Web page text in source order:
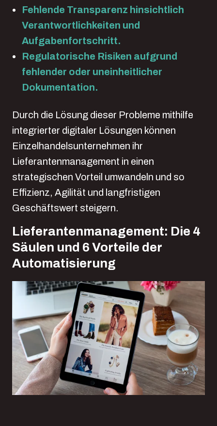
Fehlende Transparenz hinsichtlich
Verantwortlichkeiten und
Aufgabenfortschritt.
Regulatorische Risiken aufgrund
fehlender oder uneinheitlicher
Dokumentation.
Durch die Lösung dieser Probleme mithilfe
integrierter digitaler Lösungen können
Einzelhandelsunternehmen ihr
Lieferantenmanagement in einen
strategischen Vorteil umwandeln und so
Effizienz, Agilität und langfristigen
Geschäftswert steigern.
Lieferantenmanagement: Die 4
Säulen und 6 Vorteile der
Automatisierung